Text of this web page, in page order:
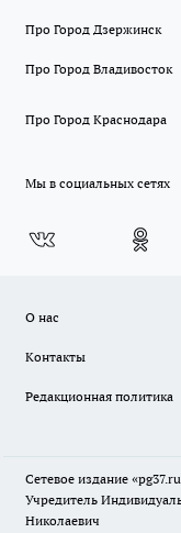
Про Город Дзержинск
Про Город Владивосток
Про Город Краснодара
Мы в социальных сетях
О нас
Контакты
Редакционная политика
Сетевое издание
Учредитель
Николаевич